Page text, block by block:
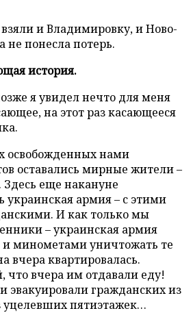
и Владимировку, и Ново-
не понесла потерь.
история.
я увидел нечто для меня
на этот раз касающееся
освобожденных нами
оставались мирные жители –
еще накануне
украинская армия – с этими
И как только мы
– украинская армия
и минометами уничтожать те
вчера квартировалась.
что вчера им отдавали еду!
эвакуировали гражданских из
уцелевших пятиэтажек…